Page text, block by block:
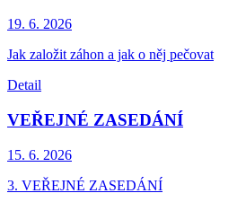
19. 6. 2026
Jak založit záhon a jak o něj pečovat
Detail
VEŘEJNÉ ZASEDÁNÍ
15. 6. 2026
3. VEŘEJNÉ ZASEDÁNÍ